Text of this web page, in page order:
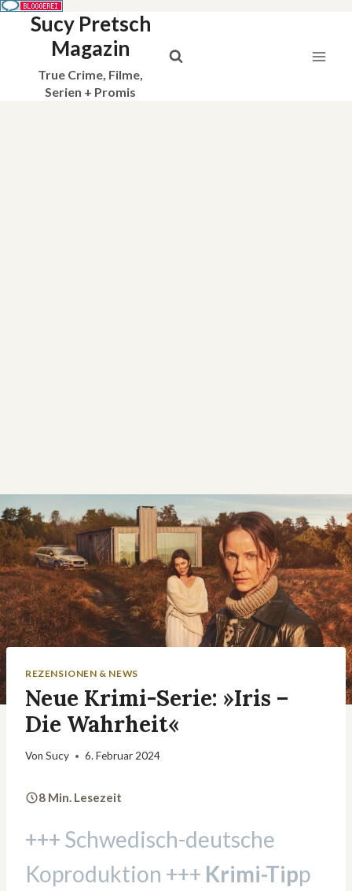
Sucy Pretsch
Magazin
True Crime, Filme,
Serien + Promis
REZENSIONEN & NEWS
Neue Krimi-Serie: »Iris –
Die Wahrheit«
Von Sucy 6. Februar 2024
8 Min. Lesezeit
+++ Schwedisch-deutsche
Koproduktion +++ Krimi-Tipp